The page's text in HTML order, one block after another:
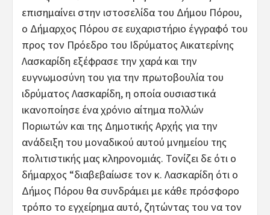
επισημαίνει στην ιστοσελίδα του Δήμου Πόρου,
ο Δήμαρχος Πόρου σε ευχαριστήριο έγγραφό του
προς τον Πρόεδρο του Ιδρύματος Αικατερίνης
Λασκαρίδη εξέφρασε την χαρά και την
ευγνωμοσύνη του για την πρωτοβουλία του
ιδρύματος Λασκαρίδη, η οποία ουσιαστικά
ικανοποίησε ένα χρόνιο αίτημα πολλών
Ποριωτών και της Δημοτικής Αρχής για την
ανάδειξη του μοναδικού αυτού μνημείου της
πολιτιστικής μας κληρονομιάς. Τονίζει δε ότι ο
δήμαρχος “διαβεβαίωσε τον κ. Λασκαρίδη ότι ο
Δήμος Πόρου θα συνδράμει με κάθε πρόσφορο
τρόπο το εγχείρημα αυτό, ζητώντας του να τον